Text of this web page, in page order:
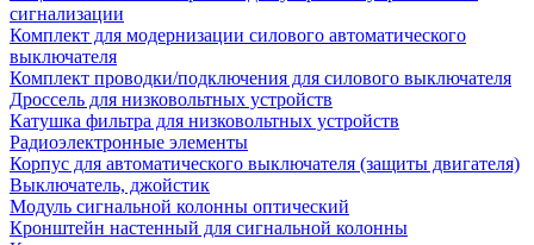
сигнализации
Комплект для модернизации силового автоматического
выключателя
Комплект проводки/подключения для силового выключателя
Дроссель для низковольтных устройств
Катушка фильтра для низковольтных устройств
Радиоэлектронные элементы
Корпус для автоматического выключателя (защиты двигателя)
Выключатель, джойстик
Модуль сигнальной колонны оптический
Кронштейн настенный для сигнальной колонны